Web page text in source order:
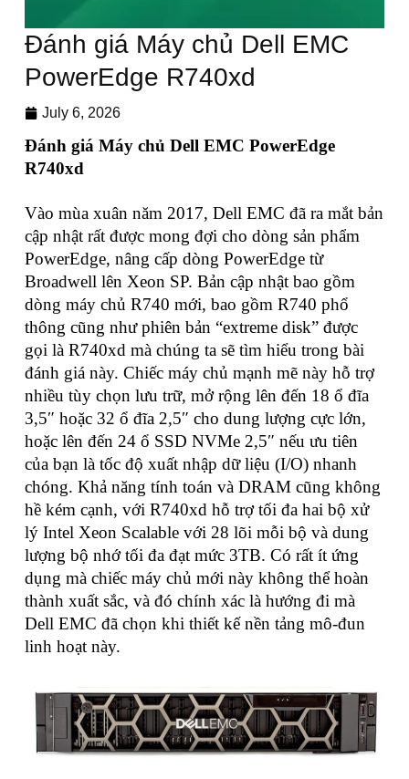
Đánh giá Máy chủ Dell EMC
PowerEdge R740xd
July 6, 2026
Đánh giá Máy chủ Dell EMC PowerEdge
R740xd
Vào mùa xuân năm 2017, Dell EMC đã ra mắt bản
cập nhật rất được mong đợi cho dòng sản phẩm
PowerEdge, nâng cấp dòng PowerEdge từ
Broadwell lên Xeon SP. Bản cập nhật bao gồm
dòng máy chủ R740 mới, bao gồm R740 phổ
thông cũng như phiên bản “extreme disk” được
gọi là R740xd mà chúng ta sẽ tìm hiểu trong bài
đánh giá này. Chiếc máy chủ mạnh mẽ này hỗ trợ
nhiều tùy chọn lưu trữ, mở rộng lên đến 18 ổ đĩa
3,5″ hoặc 32 ổ đĩa 2,5″ cho dung lượng cực lớn,
hoặc lên đến 24 ổ SSD NVMe 2,5″ nếu ưu tiên
của bạn là tốc độ xuất nhập dữ liệu (I/O) nhanh
chóng. Khả năng tính toán và DRAM cũng không
hề kém cạnh, với R740xd hỗ trợ tối đa hai bộ xử
lý Intel Xeon Scalable với 28 lõi mỗi bộ và dung
lượng bộ nhớ tối đa đạt mức 3TB. Có rất ít ứng
dụng mà chiếc máy chủ mới này không thể hoàn
thành xuất sắc, và đó chính xác là hướng đi mà
Dell EMC đã chọn khi thiết kế nền tảng mô-đun
linh hoạt này.